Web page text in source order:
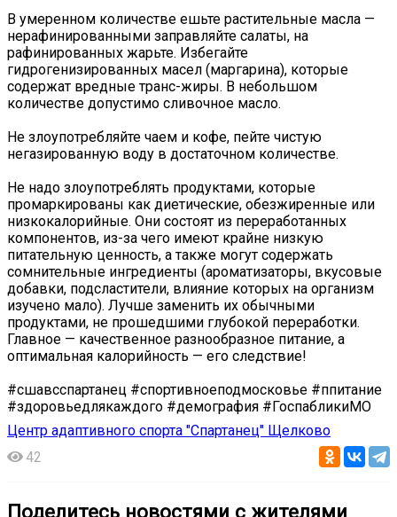
В умеренном количестве ешьте растительные масла —
нерафинированными заправляйте салаты, на
рафинированных жарьте. Избегайте
гидрогенизированных масел (маргарина), которые
содержат вредные транс-жиры. В небольшом
количестве допустимо сливочное масло.
Не злоупотребляйте чаем и кофе, пейте чистую
негазированную воду в достаточном количестве.
Не надо злоупотреблять продуктами, которые
промаркированы как диетические, обезжиренные или
низкокалорийные. Они состоят из переработанных
компонентов, из-за чего имеют крайне низкую
питательную ценность, а также могут содержать
сомнительные ингредиенты (ароматизаторы, вкусовые
добавки, подсластители, влияние которых на организм
изучено мало). Лучше заменить их обычными
продуктами, не прошедшими глубокой переработки.
Главное — качественное разнообразное питание, а
оптимальная калорийность — его следствие!
#сшавсспартанец #спортивноеподмосковье #ппитание
#здоровьедлякаждого #демография #ГоспабликиМО
Центр адаптивного спорта "Спартанец" Щелково
42
Поделитесь новостями с жителями